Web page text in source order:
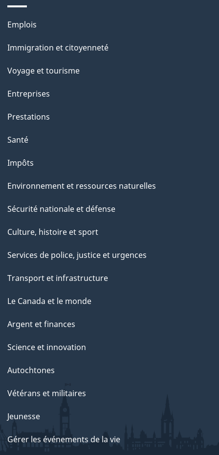
a
Thèmes
sujets
Emplois
Immigration et citoyenneté
Voyage et tourisme
Entreprises
Prestations
Santé
Impôts
Environnement et ressources naturelles
Sécurité nationale et défense
Culture, histoire et sport
Services de police, justice et urgences
Transport et infrastructure
Le Canada et le monde
Argent et finances
Science et innovation
Autochtones
Vétérans et militaires
Jeunesse
Gérer les événements de la vie